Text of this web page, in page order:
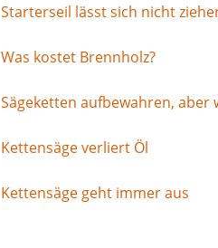
Starterseil lässt sich nicht
Was kostet Brennholz?
Sägeketten aufbewahren, aber
Kettensäge verliert Öl
Kettensäge geht immer aus